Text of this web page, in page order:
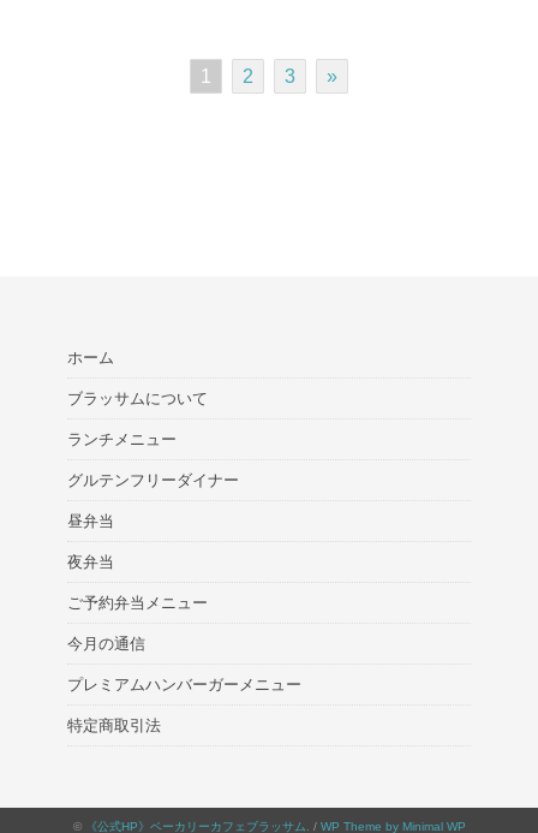
1 2 3 »
ホーム
ブラッサムについて
ランチメニュー
グルテンフリーダイナー
昼弁当
夜弁当
ご予約弁当メニュー
今月の通信
プレミアムハンバーガーメニュー
特定商取引法
© 《公式HP》ベーカリーカフェブラッサム . / WP Theme by Minimal WP